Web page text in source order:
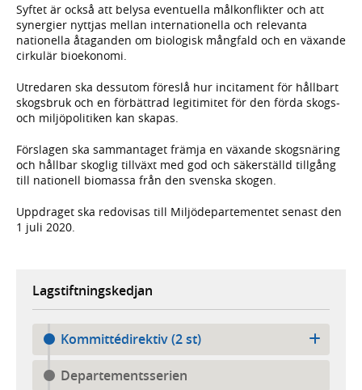
Syftet är också att belysa eventuella målkonflikter och att
synergier nyttjas mellan internationella och relevanta
nationella åtaganden om biologisk mångfald och en växande
cirkulär bioekonomi.
Utredaren ska dessutom föreslå hur incitament för hållbart
skogsbruk och en förbättrad legitimitet för den förda skogs-
och miljöpolitiken kan skapas.
Förslagen ska sammantaget främja en växande skogsnäring
och hållbar skoglig tillväxt med god och säkerställd tillgång
till nationell biomassa från den svenska skogen.
Uppdraget ska redovisas till Miljödepartementet senast den
1 juli 2020.
Lagstiftningskedjan
Kommittédirektiv (2 st)
Departementsserien